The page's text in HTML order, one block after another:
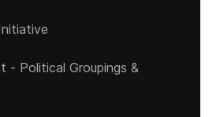
- Political Groupings &